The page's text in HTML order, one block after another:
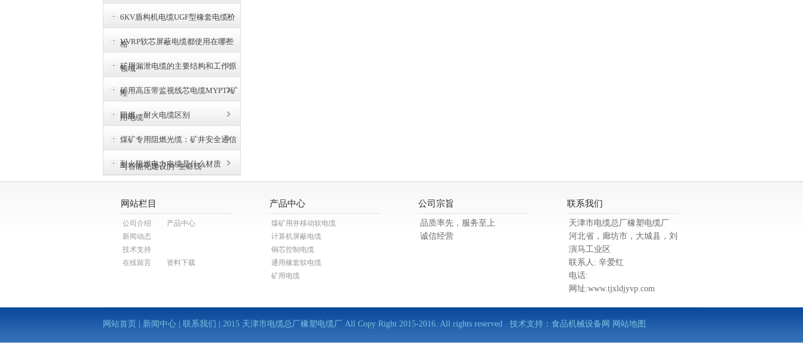
6KV盾构机电缆UGF型橡套电缆价
格
VVRP软芯屏蔽电缆都使用在哪些
领域
矿用漏泄电缆的主要结构和工作原
理
矿用高压带监视线芯电缆MYPTJ矿
用电缆
阻燃、耐火电缆区别
煤矿专用阻燃光缆：矿井安全通信
与智能化建设的“生命线”
耐火阻燃电力电缆是什么材质
网站栏目
公司介绍
产品中心
新闻动态
技术支持
在线留言
资料下载
产品中心
煤矿用井移动软电缆
计算机屏蔽电缆
铜芯控制电缆
通用橡套软电缆
矿用电缆
公司宗旨
品质率先，服务至上
诚信经营
联系我们
天津市电缆总厂橡塑电缆厂
河北省，廊坊市，大城县，刘
演马工业区
联系人: 辛爱红
电话:
网址:www.tjxldjyvp.com
网站首页 新闻中心 联系我们 | 2015 天津市电缆总厂橡塑电缆厂 All Copy Right 2015-2016. All rights reserved . 技术支持： 食品机械设备网 网站地图